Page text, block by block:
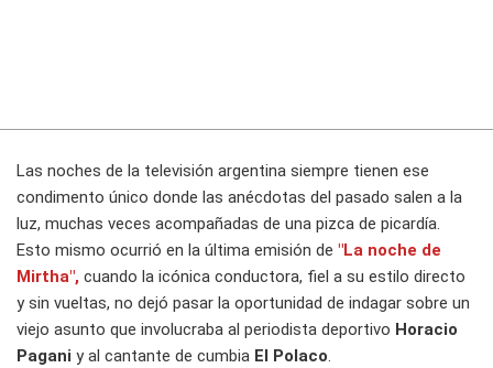
Las noches de la televisión argentina siempre tienen ese
condimento único donde las anécdotas del pasado salen a la
luz, muchas veces acompañadas de una pizca de picardía.
Esto mismo ocurrió en la última emisión de "La noche de
Mirtha", cuando la icónica conductora, fiel a su estilo directo
y sin vueltas, no dejó pasar la oportunidad de indagar sobre un
viejo asunto que involucraba al periodista deportivo Horacio
Pagani y al cantante de cumbia El Polaco.